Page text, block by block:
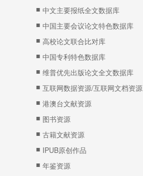
■ 中文主要报纸全文数据库
■ 中国主要会议论文特色数据库
■ 高校论文联合比对库
■ 中国专利特色数据库
■ 维普优先出版论文全文数据库
■ 互联网数据资源/互联网文档资源
■ 港澳台文献资源
■ 图书资源
■ 古籍文献资源
■ IPUB原创作品
■ 年鉴资源